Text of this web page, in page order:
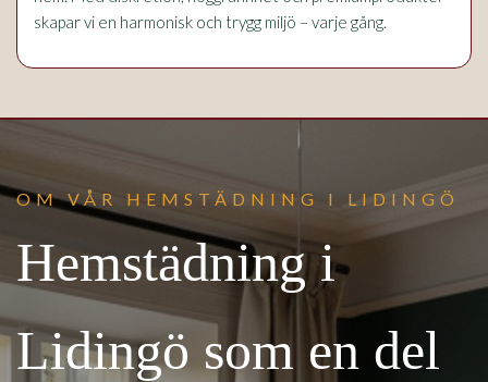
skapar vi en harmonisk och trygg miljö – varje gång.
OM VÅR HEMSTÄDNING I LIDINGÖ
Hemstädning i
Lidingö som en del